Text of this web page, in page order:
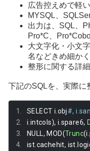
広告控えめで軽い
MYSQL、
出力は、SQL、
Pro*C、
大文字化・小文
名などきめ細か
整形に関する詳
下記のSQLを、実際に
SELECT i obj#,
i intcols), i spare6,
NULL, MOD(Trunc(i .
ist cachehit, ist .